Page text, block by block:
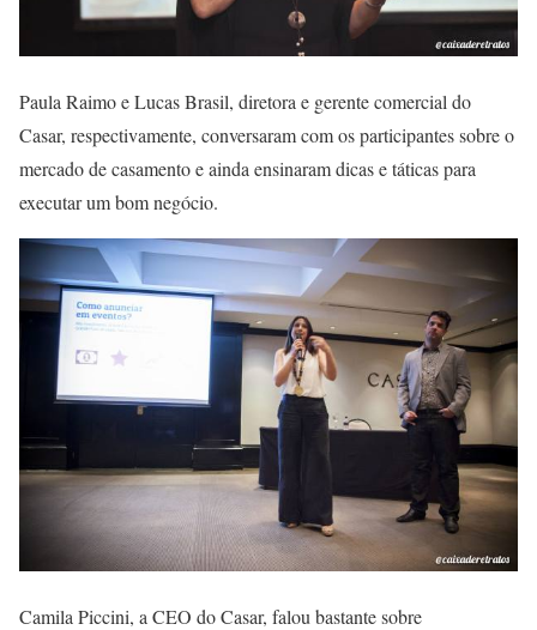
Paula Raimo e Lucas Brasil, diretora e gerente comercial do
Casar, respectivamente, conversaram com os participantes sobre o
mercado de casamento e ainda ensinaram dicas e táticas para
executar um bom negócio.
Camila Piccini, a CEO do Casar, falou bastante sobre